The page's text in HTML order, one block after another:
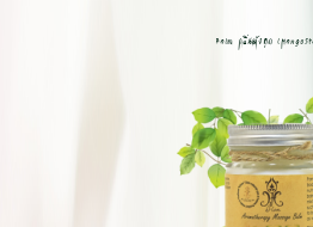
Balm กลิ่นมังคุด